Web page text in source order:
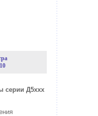
серии Д5ххх